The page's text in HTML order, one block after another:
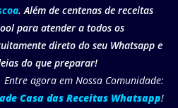
. Além de centenas de receitas
para atender a todos os
direto do seu Whatsapp e
do que preparar!
Entre agora em Nossa Comunidade:
Casa das Receitas Whatsapp!